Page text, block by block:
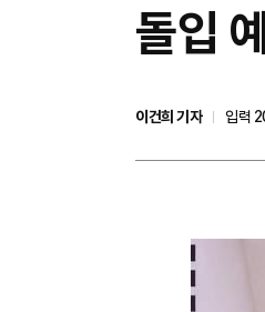
돌입
이건희 기자
입력